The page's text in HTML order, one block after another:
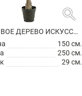
search
ОЛИВКОВОЕ ДЕРЕВО ИСКУССТВЕННОЕ
150 см.
250 см.
29 см.